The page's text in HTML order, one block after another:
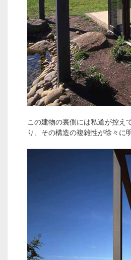
この建物の裏側には私道が控え
り、その構造の複雑性が徐々に